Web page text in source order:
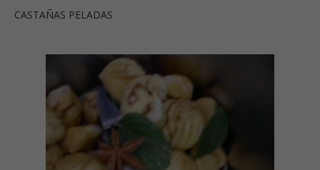
CASTAÑAS PELADAS